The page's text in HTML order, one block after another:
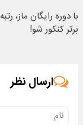
با دوره رایگان ماز، رتبه
برتر کنکور شو!
ارسال نظر